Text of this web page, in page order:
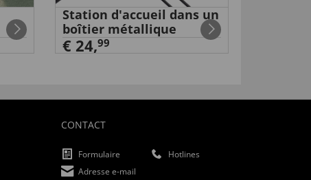
Station d'accueil dans un
boîtier métallique
€ 24,99
CONTACT
Formulaire
Hotlines
Adresse e-mail